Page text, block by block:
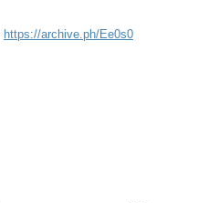
https://archive.ph/Ee0s0